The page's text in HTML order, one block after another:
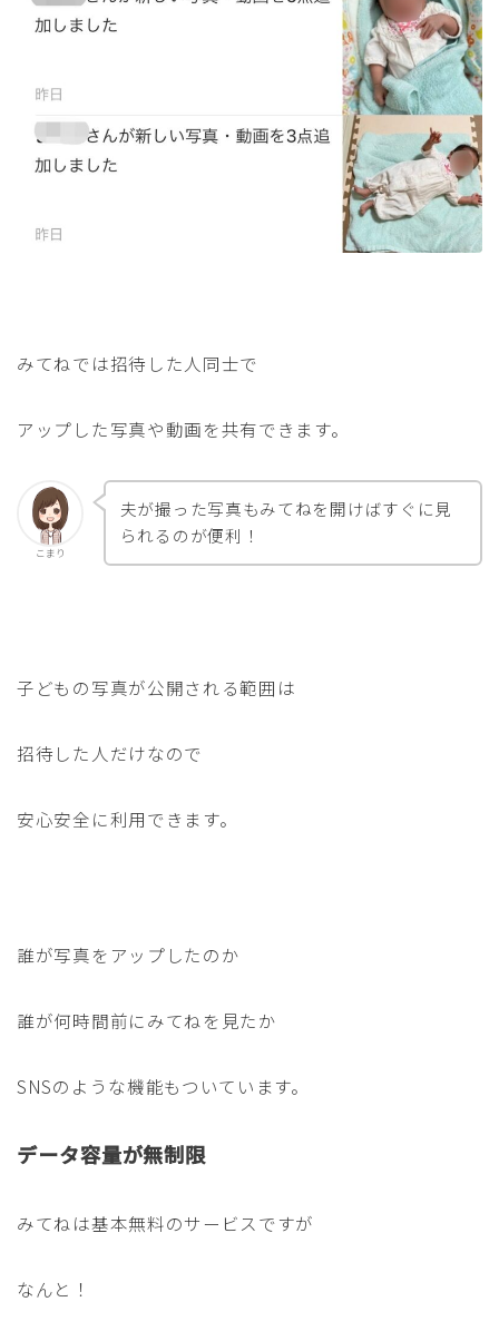
みてねでは招待した人同士で
アップした写真や動画を共有できます。
こまり
夫が撮った写真もみてねを開けばすぐに見
られるのが便利！
子どもの写真が公開される範囲は
招待した人だけなので
安心安全に利用できます。
誰が写真をアップしたのか
誰が何時間前にみてねを見たか
SNSのような機能もついています。
データ容量が無制限
みてねは基本無料のサービスですが
なんと！